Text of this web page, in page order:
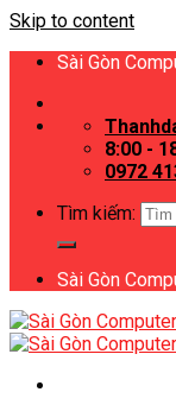
Skip to content
Sài Gòn
8:00 -
0972
Tìm kiếm:
Sài Gòn